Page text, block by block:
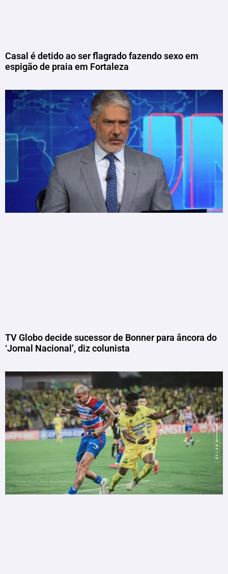
Casal é detido ao ser flagrado fazendo sexo em
espigão de praia em Fortaleza
TV Globo decide sucessor de Bonner para âncora do
‘Jornal Nacional’, diz colunista